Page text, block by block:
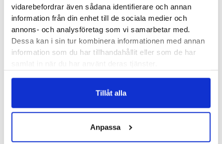
vidarebefordrar även sådana identifierare och annan
information från din enhet till de sociala medier och
annons- och analysföretag som vi samarbetar med.
Dessa kan i sin tur kombinera informationen med annan
information som du har tillhandahållit eller som de har
Tillåt alla
Anpassa
700
• Vid lättare instabilitet och
svullnad
Pro
3800kr
• Stabilt knäskydd med
ställbara skenor
Bauerfeind GenuTrain S